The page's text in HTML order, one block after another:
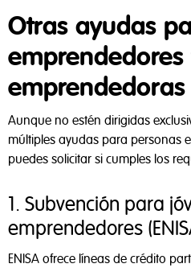
Otras ayudas
emprendedores
emprendedoras
Aunque no estén dirigidas
múltiples ayudas para personas
puedes solicitar si cumples los
1. Subvención para
emprendedores
ENISA ofrece líneas de crédito